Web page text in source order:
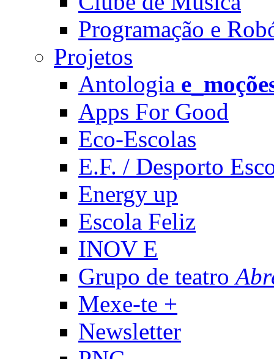
Programação e
Projetos
Antologia
Apps For Good
Eco-Escolas
E.F. / Desporto
Energy up
Escola Feliz
INOV E
Grupo de teatro
Mexe-te +
Newsletter